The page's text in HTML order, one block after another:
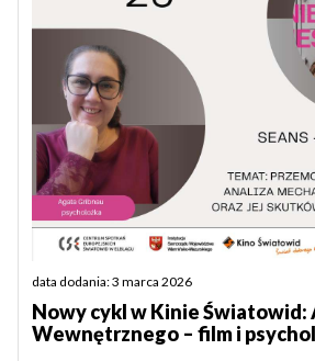
data dodania: 3 marca 2026
Nowy cykl w Kinie Światowid:
Wewnętrznego – film i